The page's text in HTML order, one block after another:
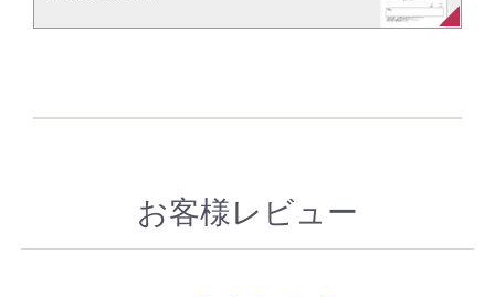
お客様レビュー